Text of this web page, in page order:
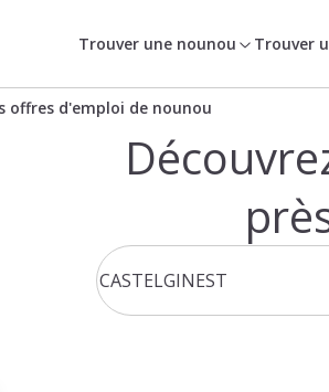
Trouver une nounou Trouver
offres d'emploi de nounou